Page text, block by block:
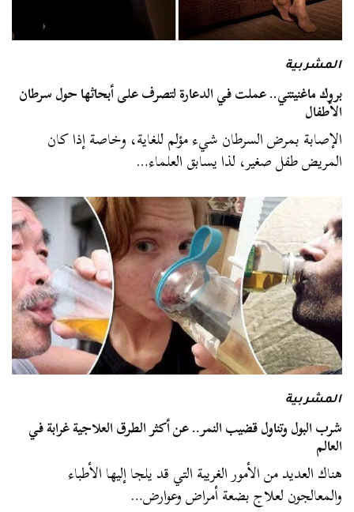
المشربية
بروك ماغنينتي.. عملت في الدعارة لتصرف على أبحاثها حول سرطان
الأطفال
الإصابة بمرض السرطان شيء مؤلم للغاية، وخاصة إذا كان
المريض طفل صغير، لذا يسابق العلماء…
المشربية
شرب البول وتناول قضيب النمر.. عن أكثر الطرق العلاجية غرابة في
العالم
هناك العديد من الأمور الغريبة التي قد يلجا إليها الأطباء
والمعالجون لعلاج بضعة أمراض وعوارض…